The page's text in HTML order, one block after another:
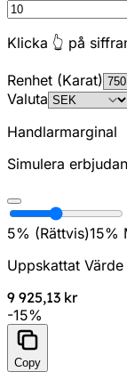
Klicka 👆 på
Renhet (Karat)
Valuta
Handlarmarginal
Simulera
5% (Rättvis)15%
Uppskattat Värde
9 925,13 kr
-15%
Copy